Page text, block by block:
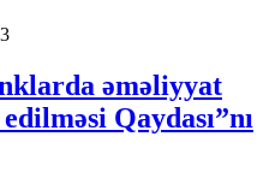
əməliyyat
Qaydası”nı